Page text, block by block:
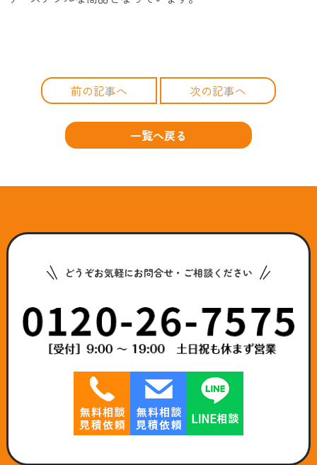
前の記事へ 次の記事へ
一覧へ戻る
どうぞお気軽にお問合せ・ご相談ください